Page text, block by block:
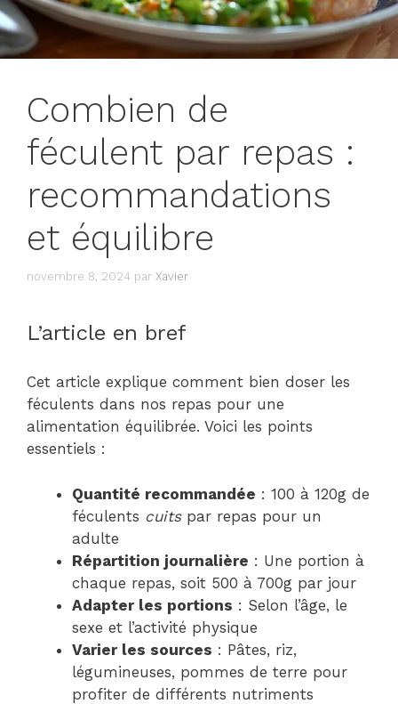
Combien de
féculent par repas :
recommandations
et équilibre
novembre 8, 2024 par Xavier
L’article en bref
Cet article explique comment bien doser les
féculents dans nos repas pour une
alimentation équilibrée. Voici les points
essentiels :
Quantité recommandée : 100 à 120g de
féculents cuitspar repas pour un
adulte
Répartition journalière : Une portion à
chaque repas, soit 500 à 700g par jour
Adapter les portions : Selon l’âge, le
sexe et l’activité physique
Varier les sources : Pâtes, riz,
légumineuses, pommes de terre pour
profiter de différents nutriments